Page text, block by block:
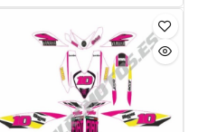
impresas con tinta
ecosolvente. Alta
resistencia, acabado
profesional y opción de
personalización.